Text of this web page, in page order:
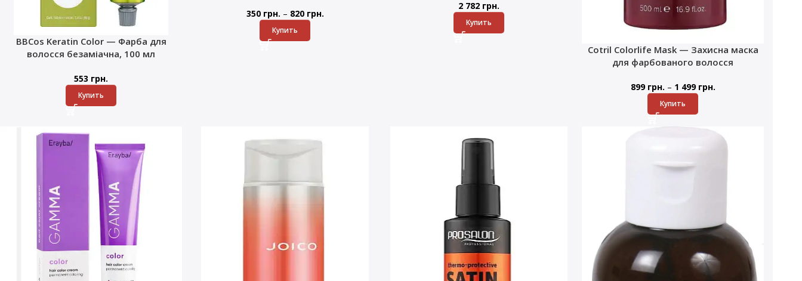
BBCos Keratin Color — Фарба для
волосся безаміачна, 100 мл
553 грн.
Купить
350 грн. – 820 грн.
Купить
2 782 грн.
Купить
Cotril Colorlife Mask — Захисна маска
для фарбованого волосся
899 грн. – 1 499 грн.
Купить